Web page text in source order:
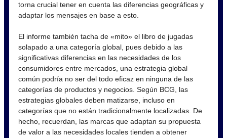
torna crucial tener en cuenta las diferencias geográficas y
adaptar los mensajes en base a esto.
El informe también tacha de «mito» el libro de jugadas
solapado a una categoría global, pues debido a las
significativas diferencias en las necesidades de los
consumidores entre mercados, una estrategia global
común podría no ser del todo eficaz en ninguna de las
categorías de productos y negocios. Según BCG, las
estrategias globales deben matizarse, incluso en
categorías que no están tradicionalmente localizadas. De
hecho, recuerdan, las marcas que adaptan su propuesta
de valor a las necesidades locales tienden a obtener